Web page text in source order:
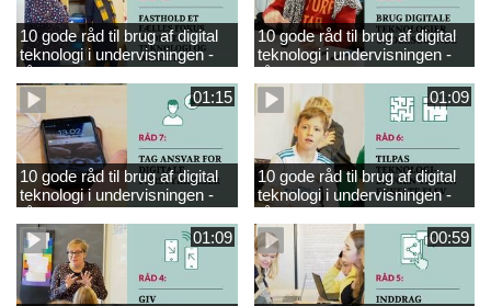
10 gode råd til brug af digital
teknologi i undervisningen -
råd 10
10 gode råd til brug af digital
teknologi i undervisningen -
råd 8
01:15
10 gode råd til brug af digital
teknologi i undervisningen -
råd 7
01:09
10 gode råd til brug af digital
teknologi i undervisningen -
råd 6
01:09
00:59